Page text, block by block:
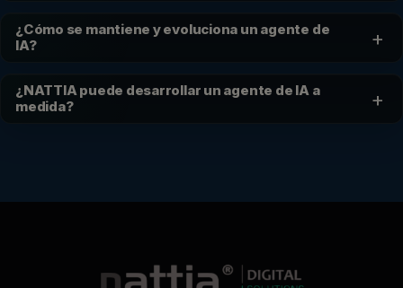
¿Cómo se mantiene y evoluciona un agente de
IA?
+
¿NATTIA puede desarrollar un agente de IA a
medida?
+